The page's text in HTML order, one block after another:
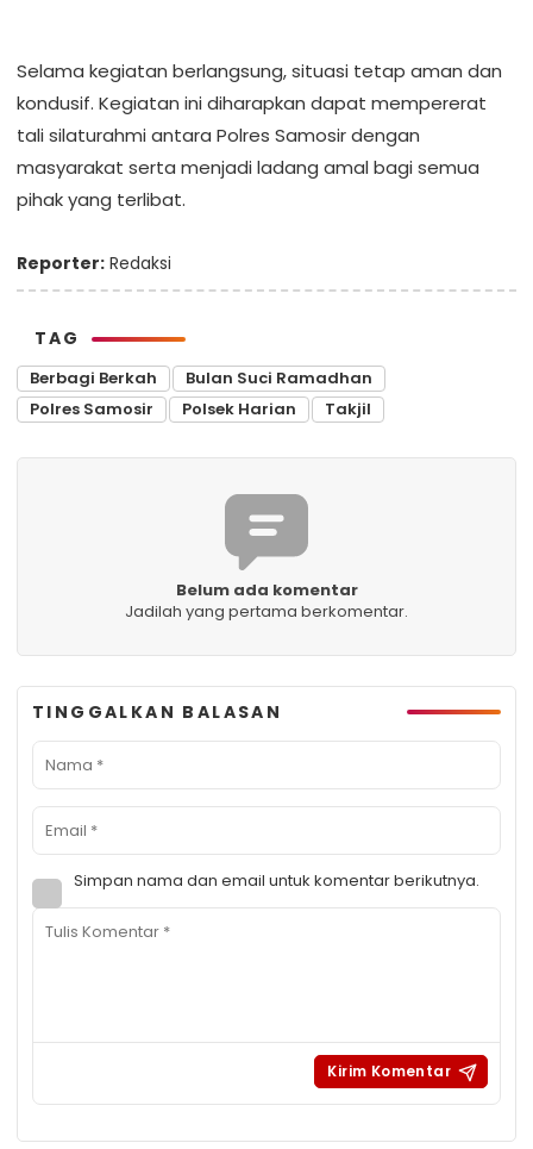
Selama kegiatan berlangsung, situasi tetap aman dan
kondusif. Kegiatan ini diharapkan dapat mempererat
tali silaturahmi antara Polres Samosir dengan
masyarakat serta menjadi ladang amal bagi semua
pihak yang terlibat.
Reporter: Redaksi
TAG
Berbagi Berkah
Bulan Suci Ramadhan
Polres Samosir
Polsek Harian Takjil
Belum ada komentar
Jadilah yang pertama berkomentar.
TINGGALKAN BALASAN
Simpan nama dan email untuk komentar berikutnya.